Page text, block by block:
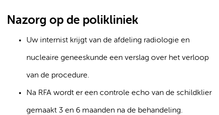
Nazorg op de polikliniek
Uw internist krijgt van de afdeling radiologie en
nucleaire geneeskunde een verslag over het verloop
van de procedure.
Na RFA wordt er een controle echo van de schildklier
gemaakt 3 en 6 maanden na de behandeling.